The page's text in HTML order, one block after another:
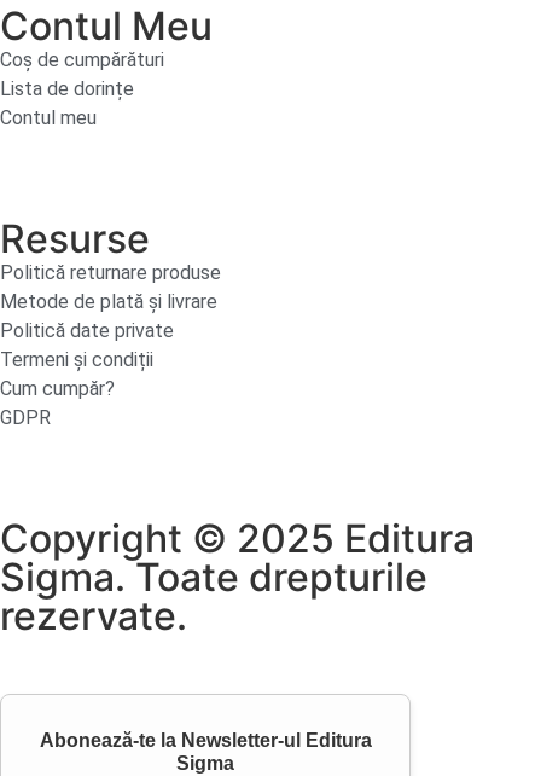
Contul Meu
Coș de cumpărături
Lista de dorințe
Contul meu
Resurse
Politică returnare produse
Metode de plată și livrare
Politică date private
Termeni și condiții
Cum cumpăr?
GDPR
Copyright © 2025 Editura
Sigma. Toate drepturile
rezervate.
Abonează-te la Newsletter-ul Editura
Sigma